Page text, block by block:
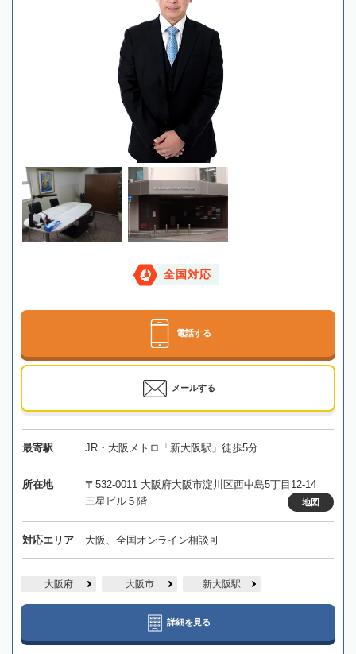
全国対応
電話する
メールする
最寄駅 JR・大阪メトロ「新大阪駅」徒歩5分
所在地
〒532-0011 大阪府大阪市淀川区西中島5丁目12-14
三星ビル５階
地図
対応エリア 大阪、全国オンライン相談可
大阪府 大阪市 新大阪駅
詳細を見る